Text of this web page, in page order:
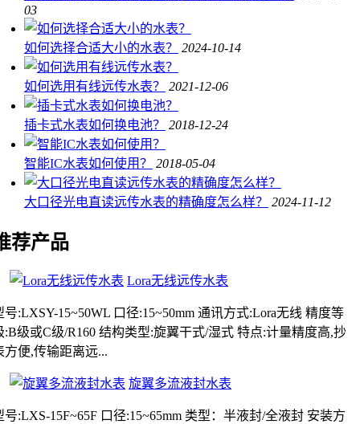
03
如何选择合适大小的水表？ 2024-10-14
如何选用有线远传水表？ 2021-12-06
插卡式水表如何换电池？ 2018-12-24
智能IC水表如何使用？ 2018-05-04
大口径光电直读远传水表的精确度怎么样？ 2024-11-12
荐产品
Lora无线远传水表
号:LXSY-15~50WL 口径:15~50mm 通讯方式:Lora无线 精度等
:B级或C级/R160 结构类型:旋翼干式/湿式 特点:计量精度高,抄
方便,传输距离远...
旋翼多流液封水表
号:LXS-15F~65F 口径:15~65mm 类型：半液封/全液封 安装方